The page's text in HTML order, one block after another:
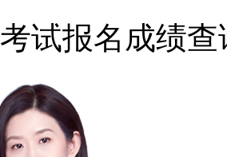
考试报名 成绩查